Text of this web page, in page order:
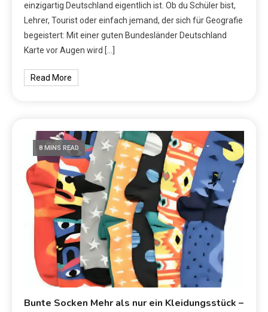
einzigartig Deutschland eigentlich ist. Ob du Schüler bist,
Lehrer, Tourist oder einfach jemand, der sich für Geografie
begeistert: Mit einer guten Bundesländer Deutschland
Karte vor Augen wird […]
Read More
8 MINS READ
Bunte Socken Mehr als nur ein Kleidungsstück –